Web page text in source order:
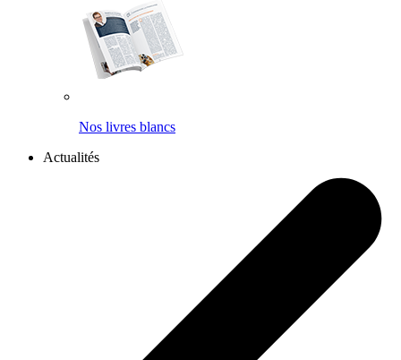
Nos livres blancs
Actualités